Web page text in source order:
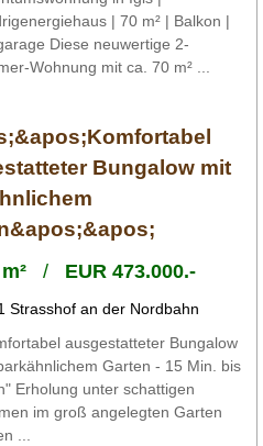
| 70 m² | Balkon |
Diese neuwertige 2-
Wohnung mit ca. 70 m² ...
Bungalow mit
/ EUR 473.000.-
Strasshof an der Nordbahn
ausgestatteter Bungalow
Garten - 15 Min. bis
Erholung unter schattigen
im groß angelegten Garten
...